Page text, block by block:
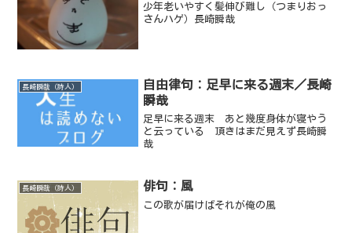
少年老いやすく髪伸び難し（つまりおっ
さんハゲ）長崎瞬哉
長崎瞬哉（詩人）
自由律句：足早に来る週末／長崎
瞬哉
足早に来る週末 あと幾度身体が寝やう
と云っている 頂きはまだ見えず長崎瞬
哉
長崎瞬哉（詩人） 俳句：風
この歌が届けばそれが俺の風